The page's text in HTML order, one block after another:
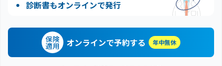
診断書もオンラインで発行
保険
適用 オンラインで予約する 年中無休